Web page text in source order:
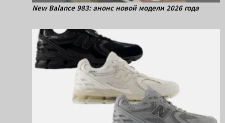
New Balance 983: анонс новой модели 2026 года